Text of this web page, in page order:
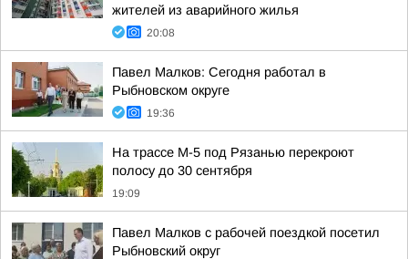
жителей из аварийного жилья
20:08
Павел Малков: Сегодня работал в
Рыбновском округе
19:36
На трассе М-5 под Рязанью перекроют
полосу до 30 сентября
19:09
Павел Малков с рабочей поездкой посетил
Рыбновский округ